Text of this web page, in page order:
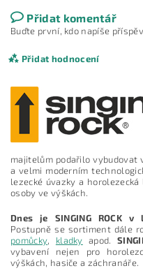
Přidat komentář
Buďte první, kdo napíše
Přidat hodnocení
majitelům podařilo vybudovat
a velmi moderním
lezecké úvazky a
osoby ve výškách.
Dnes je SINGING ROCK v
Postupně se sortiment dále
pomůcky, kladky apod.
vybavení nejen pro
výškách, hasiče a záchranáře.